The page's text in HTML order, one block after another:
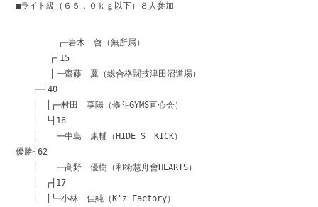
■ライト級（６５．０ｋｇ以下）８人参加
┌─岩木 啓（無所属）
┌┤15
│└─齋藤 翼（総合格闘技津田沼道場）
┌─┤40
│ │┌─村田 享陽（修斗GYMS直心会）
│ └┤16
│ └─中島 康輔（HIDE'S KICK）
優勝┤62
│ ┌─高野 優樹（和術慧舟會HEARTS）
│ ┌┤17
│ │└─小林 佳純（K'z Factory）